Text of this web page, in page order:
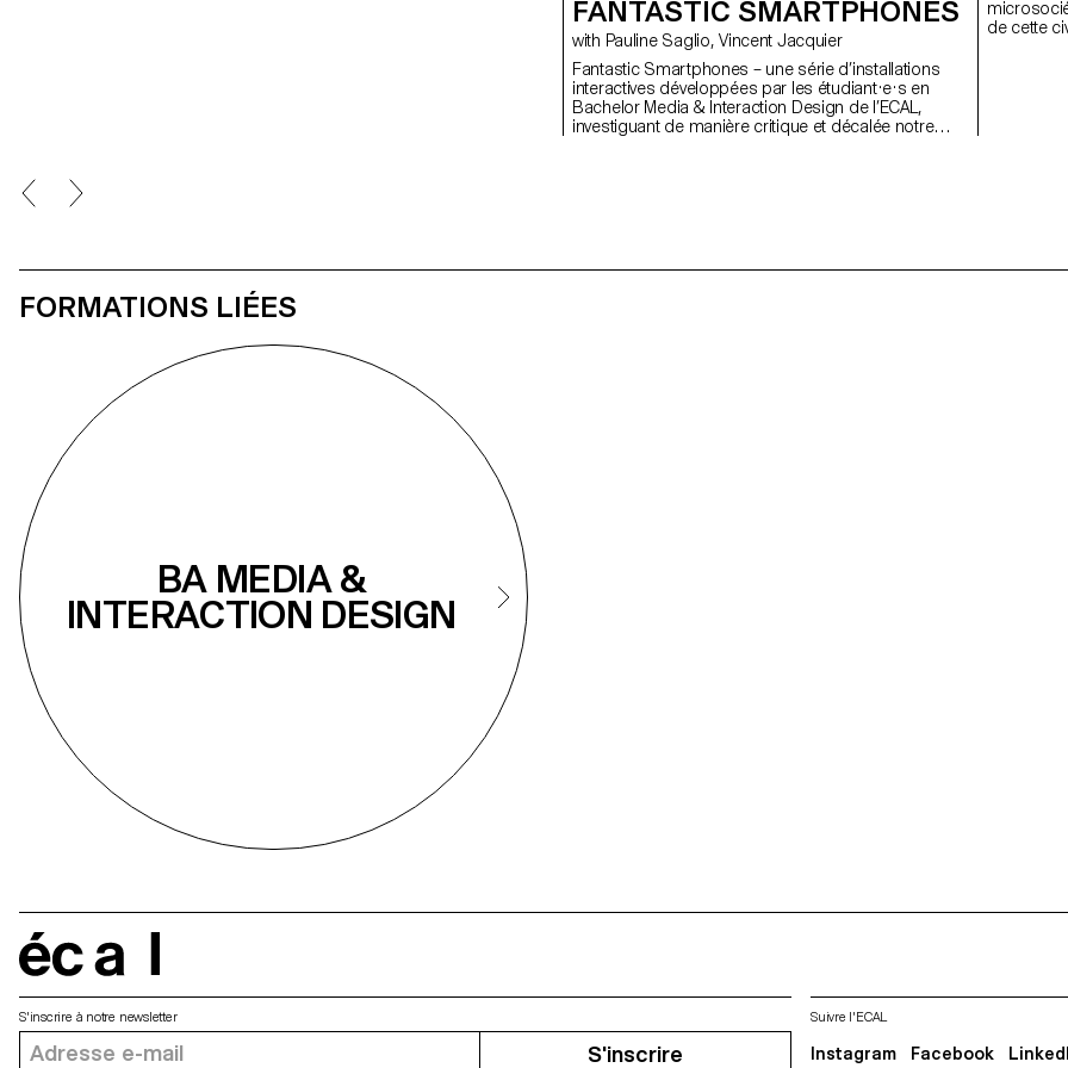
FANTASTIC SMARTPHONES
with Pauline Saglio, Vincent Jacquier
Fantastic Smartphones – une série d’installations
interactives développées par les étudiant·e·s en
Bachelor Media & Interaction Design de l’ECAL,
investiguant de manière critique et décalée notre
de cette
FORMATIONS LIÉES
BA MEDIA &
INTERACTION DESIGN
S'inscrire à notre newsletter
S'inscrire
Suivre l'ECAL
Instagram Facebook